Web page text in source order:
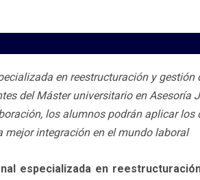
en reestructuración y
del Máster universitario en Asesoría
los alumnos podrán aplicar
integración en el mundo laboral
especializada en